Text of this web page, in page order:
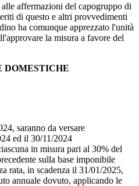
affermazioni del capogruppo di
di questo e altri provvedimenti
ha comunque apprezzato l'unità
la misura a favore del
DOMESTICHE
saranno da versare
ed il 30/11/2024
in misura pari al 30% del
sulla base imponibile
rata, in scadenza il 31/01/2025,
annuale dovuto, applicando le